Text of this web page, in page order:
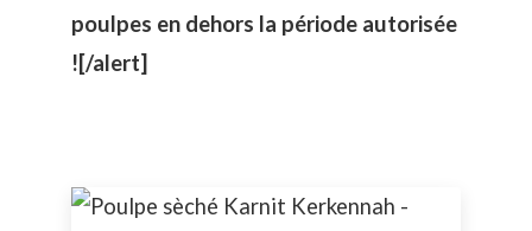
poulpes en dehors la période autorisée
![/alert]